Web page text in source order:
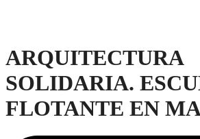
ARQUITECTURA
SOLIDARIA.
FLOTANTE EN